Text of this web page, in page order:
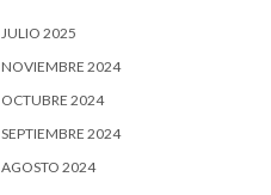
JULIO 2025
NOVIEMBRE 2024
OCTUBRE 2024
SEPTIEMBRE 2024
AGOSTO 2024